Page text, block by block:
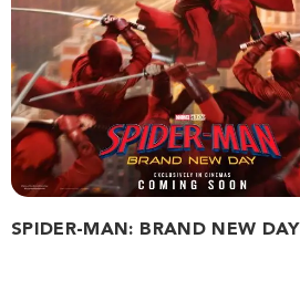
SPIDER-MAN: BRAND NEW DAY